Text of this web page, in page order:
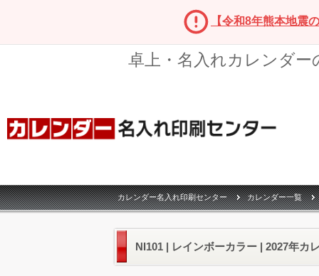
【令和8年熊本地震
卓上・名入れカレンダ
カレンダー名入れ印刷センター カレンダー一覧
NI101 | レインボーカラー | 2027年カ